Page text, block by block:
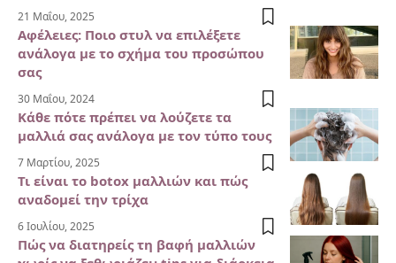
21 Μαΐου, 2025
Αφέλειες: Ποιο στυλ να επιλέξετε
ανάλογα με το σχήμα του προσώπου
σας
30 Μαΐου, 2024
Κάθε πότε πρέπει να λούζετε τα
μαλλιά σας ανάλογα με τον τύπο τους
7 Μαρτίου, 2025
Τι είναι το botox μαλλιών και πώς
αναδομεί την τρίχα
6 Ιουλίου, 2025
Πώς να διατηρείς τη βαφή μαλλιών